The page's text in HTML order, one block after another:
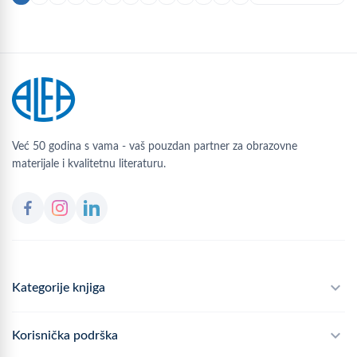
Već 50 godina s vama - vaš pouzdan partner za obrazovne
materijale i kvalitetnu literaturu.
Kategorije knjiga
Školski program
Korisnička podrška